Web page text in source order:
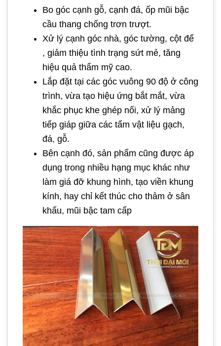
Bo góc cạnh gỗ, cạnh đá, ốp mũi bậc
cầu thang chống trơn trượt.
Xử lý cạnh góc nhà, góc tường, cột để
, giảm thiệu tình trạng sứt mẻ, tăng
hiệu quả thẩm mỹ cao.
Lắp đặt tại các góc vuông 90 độ ở công
trình, vừa tạo hiệu ứng bắt mắt, vừa
khắc phục khe ghép nối, xử lý mảng
tiếp giáp giữa các tấm vật liệu gạch,
đá, gỗ.
Bên cạnh đó, sản phẩm cũng được áp
dụng trong nhiều hạng mục khác như
làm giá đỡ khung hình, tạo viền khung
kính, hay chỉ kết thúc cho thảm ở sân
khấu, mũi bậc tam cấp